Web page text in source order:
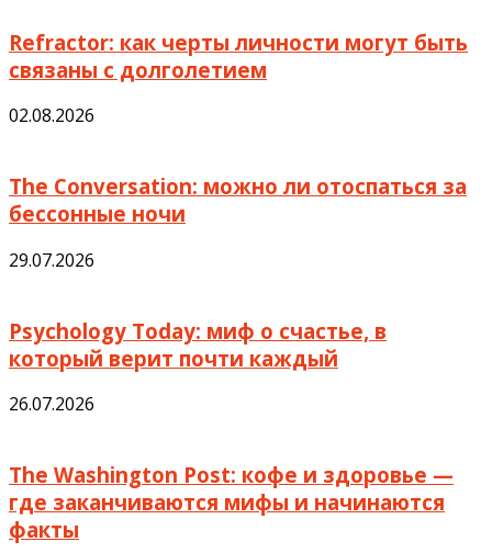
Refractor: как черты личности могут быть
связаны с долголетием
02.08.2026
The Conversation: можно ли отоспаться за
бессонные ночи
29.07.2026
Psychology Today: миф о счастье, в
который верит почти каждый
26.07.2026
The Washington Post: кофе и здоровье —
где заканчиваются мифы и начинаются
факты